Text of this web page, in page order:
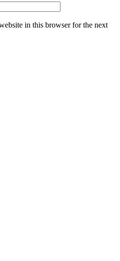
in this browser for the next